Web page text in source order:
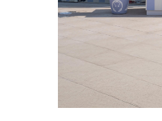
Giochi da spiaggia
Vedi tutti i Giochi da spiaggia
Portachiavi
Vedi tutti i Portachiavi